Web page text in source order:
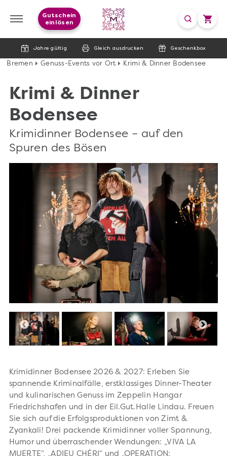
Jahre gültig Gleich ausdrucken Geschenkbox
Gutschein
einlösen
Bremen Genuss-Events vor Ort Krimi & Dinner Bodensee
Krimi & Dinner
Bodensee
Krimidinner Bodensee – auf den
Spuren des Bösen
Krimidinner Bodensee 2026 & 2027: Erleben Sie
spannende Kriminalfälle, erstklassiges Dinner-Theater
und kulinarischen Genuss im Zeppelin Hangar
Friedrichshafen und in der Eil.Gut.Halle Lindau. Freuen
Sie sich auf die Erfolgsproduktionen von Zimt &
Zyankali! Drei packende Krimidinner voller Spannung,
Humor und überraschender Wendungen: „VIVA LA
MUERTE“, „ADIEU CHÉRI“ und „OPERATION: